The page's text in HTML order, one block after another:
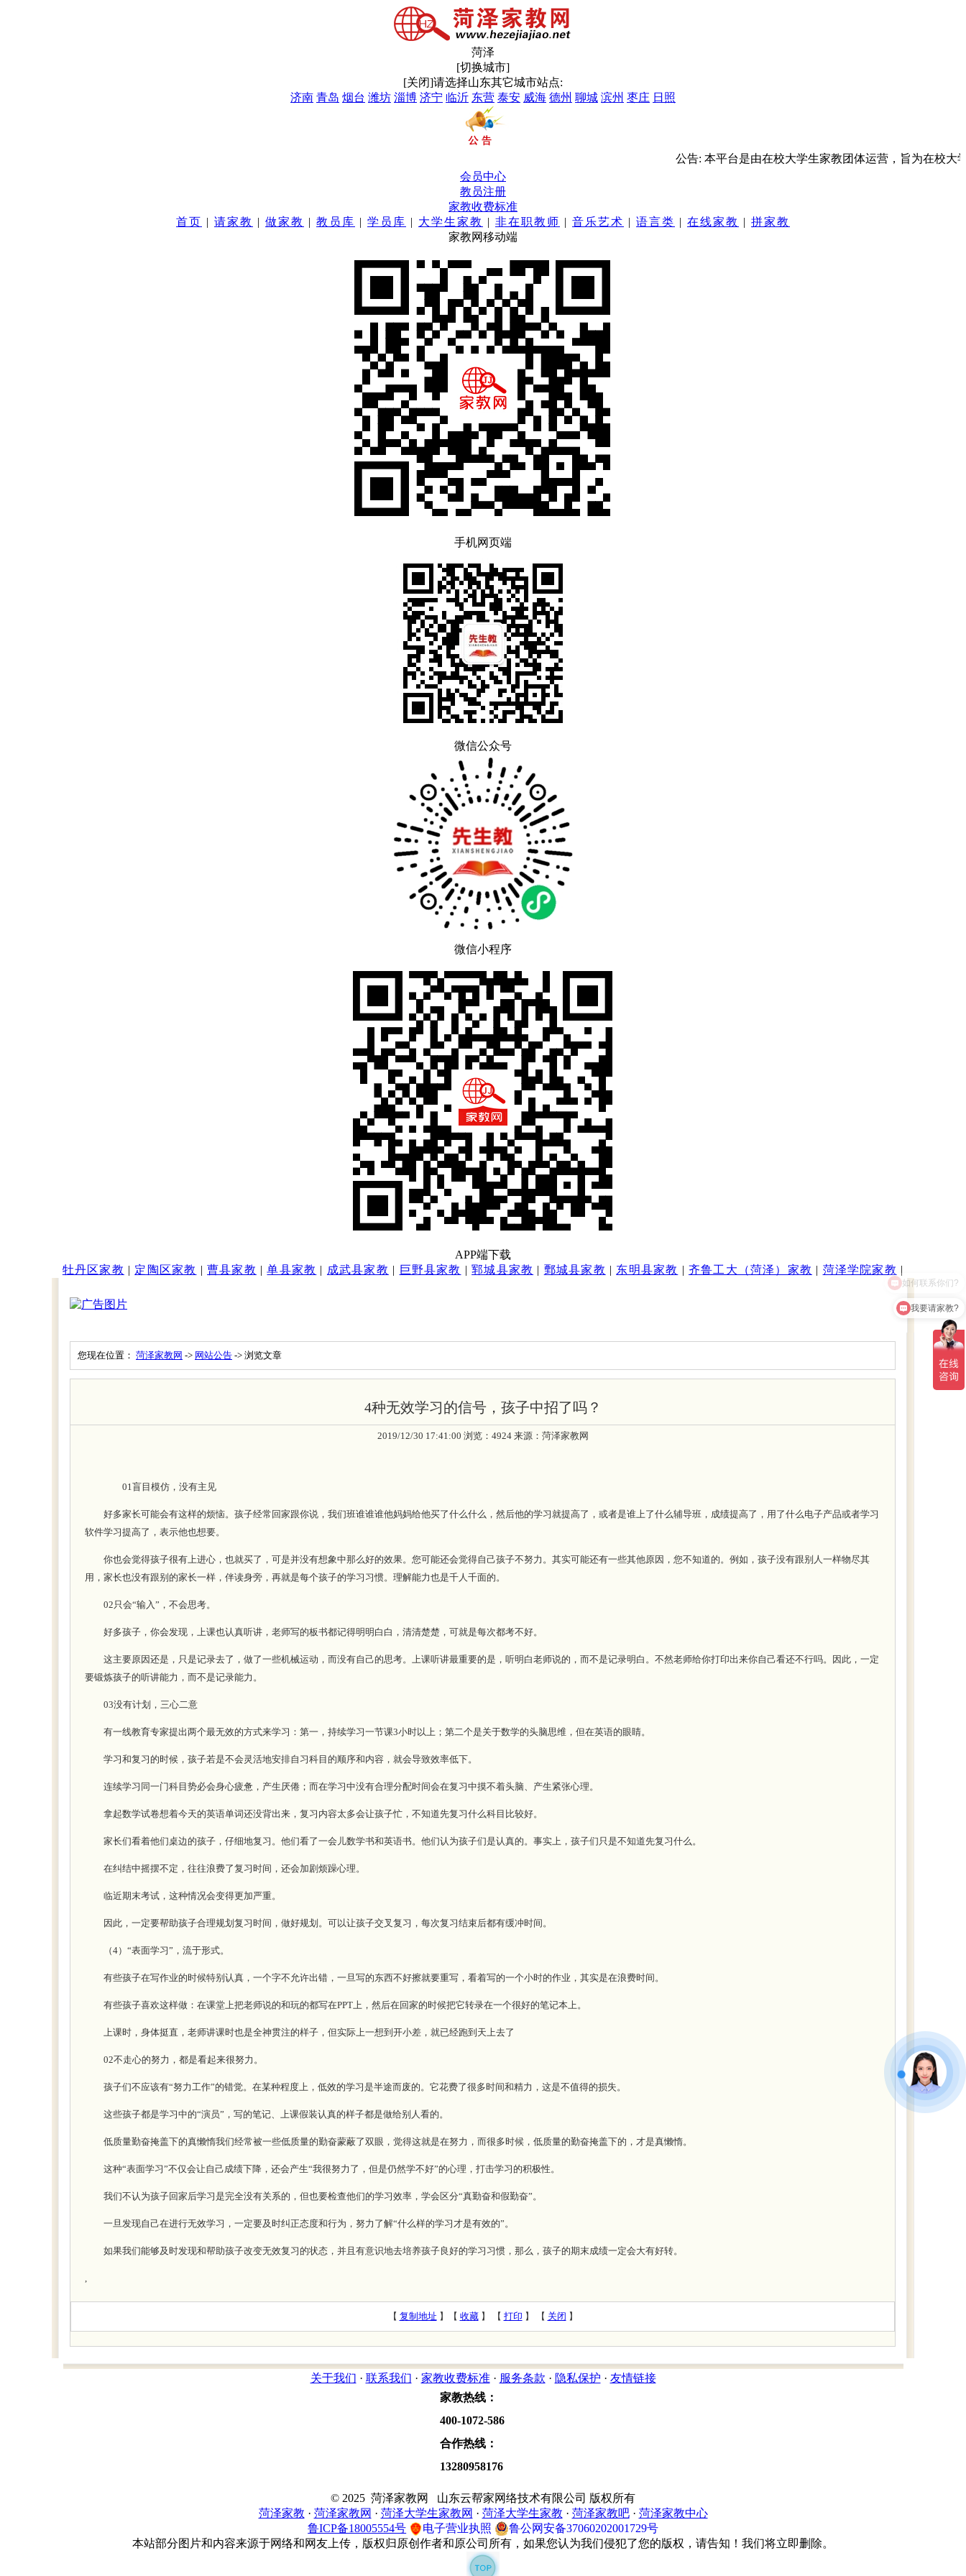
菏泽
[切换城市]
[关闭]请选择山东其它城市站点:
济南 青岛 烟台 潍坊 淄博 济宁 临沂 东营 泰安 威海 德州 聊城 滨州 枣庄 日照
公告: 本平台是由在校大学生家教团体运营，旨为在校大
会员中心
教员注册
家教收费标准
首页 | 请家教 | 做家教 | 教员库 | 学员库 | 大学生家教 | 非在职教师 | 音乐艺术 | 语言类 | 在线家教 | 拼家教
家教网移动端
手机网页端
微信公众号
微信小程序
APP端下载
牡丹区家教 | 定陶区家教 |曹县家教 |单县家教 | 成武县家教 | 巨野县家教 |郓城县家教 | 鄄城县家教 | 东明县家教 | 齐鲁工大（菏泽）家教 | 菏泽学院家教 |
您现在位置： 菏泽家教网 -> 网站公告 -> 浏览文章
4种无效学习的信号，孩子中招了吗？
2019/12/30 17:41:00 浏览：4924 来源：菏泽家教网
01盲目模仿，没有主见
好多家长可能会有这样的烦恼。孩子经常回家跟你说，我们班谁谁谁他妈妈给他买了什么什么，然后他的学习就提高了，或者是谁上了什么辅导班，成绩提高了，用了什么电子产品或者学习
软件学习提高了，表示他也想要。
你也会觉得孩子很有上进心，也就买了，可是并没有想象中那么好的效果。您可能还会觉得自己孩子不努力。其实可能还有一些其他原因，您不知道的。例如，孩子没有跟别人一样物尽其
用，家长也没有跟别的家长一样，伴读身旁，再就是每个孩子的学习习惯。理解能力也是千人千面的。
02只会“输入”，不会思考。
好多孩子，你会发现，上课也认真听讲，老师写的板书都记得明明白白，清清楚楚，可就是每次都考不好。
这主要原因还是，只是记录去了，做了一些机械运动，而没有自己的思考。上课听讲最重要的是，听明白老师说的，而不是记录明白。不然老师给你打印出来你自己看还不行吗。因此，一定
要锻炼孩子的听讲能力，而不是记录能力。
03没有计划，三心二意
有一线教育专家提出两个最无效的方式来学习：第一，持续学习一节课3小时以上；第二个是关于数学的头脑思维，但在英语的眼睛。
学习和复习的时候，孩子若是不会灵活地安排自习科目的顺序和内容，就会导致效率低下。
连续学习同一门科目势必会身心疲惫，产生厌倦；而在学习中没有合理分配时间会在复习中摸不着头脑、产生紧张心理。
拿起数学试卷想着今天的英语单词还没背出来，复习内容太多会让孩子忙，不知道先复习什么科目比较好。
家长们看着他们桌边的孩子，仔细地复习。他们看了一会儿数学书和英语书。他们认为孩子们是认真的。事实上，孩子们只是不知道先复习什么。
在纠结中摇摆不定，往往浪费了复习时间，还会加剧烦躁心理。
临近期末考试，这种情况会变得更加严重。
因此，一定要帮助孩子合理规划复习时间，做好规划。可以让孩子交叉复习，每次复习结束后都有缓冲时间。
（4）“表面学习”，流于形式。
有些孩子在写作业的时候特别认真，一个字不允许出错，一旦写的东西不好擦就要重写，看着写的一个小时的作业，其实是在浪费时间。
有些孩子喜欢这样做：在课堂上把老师说的和玩的都写在PPT上，然后在回家的时候把它转录在一个很好的笔记本上。
上课时，身体挺直，老师讲课时也是全神贯注的样子，但实际上一想到开小差，就已经跑到天上去了
02不走心的努力，都是看起来很努力。
孩子们不应该有“努力工作”的错觉。在某种程度上，低效的学习是半途而废的。它花费了很多时间和精力，这是不值得的损失。
这些孩子都是学习中的“演员”，写的笔记、上课假装认真的样子都是做给别人看的。
低质量勤奋掩盖下的真懒惰我们经常被一些低质量的勤奋蒙蔽了双眼，觉得这就是在努力，而很多时候，低质量的勤奋掩盖下的，才是真懒惰。
这种“表面学习”不仅会让自己成绩下降，还会产生“我很努力了，但是仍然学不好”的心理，打击学习的积极性。
我们不认为孩子回家后学习是完全没有关系的，但也要检查他们的学习效率，学会区分“真勤奋和假勤奋”。
一旦发现自己在进行无效学习，一定要及时纠正态度和行为，努力了解“什么样的学习才是有效的”。
如果我们能够及时发现和帮助孩子改变无效复习的状态，并且有意识地去培养孩子良好的学习习惯，那么，孩子的期末成绩一定会大有好转。
,
【 复制地址 】【 收藏】 【 打印 】 【 关闭 】
关于我们 · 联系我们 · 家教收费标准· 服务条款 · 隐私保护 · 友情链接
家教热线：
400-1072-586
合作热线：
13280958176
© 2025 菏泽家教网 山东云帮家网络技术有限公司 版权所有
菏泽家教 · 菏泽家教网 · 菏泽大学生家教网 · 菏泽大学生家教 · 菏泽家教吧· 菏泽家教中心
鲁ICP备18005554号
电子营业执照
鲁公网安备37060202001729号
本站部分图片和内容来源于网络和网友上传，版权归原创作者和原公司所有，如果您认为我们侵犯了您的版权，请告知！我们将立即删除。
我要请家教?